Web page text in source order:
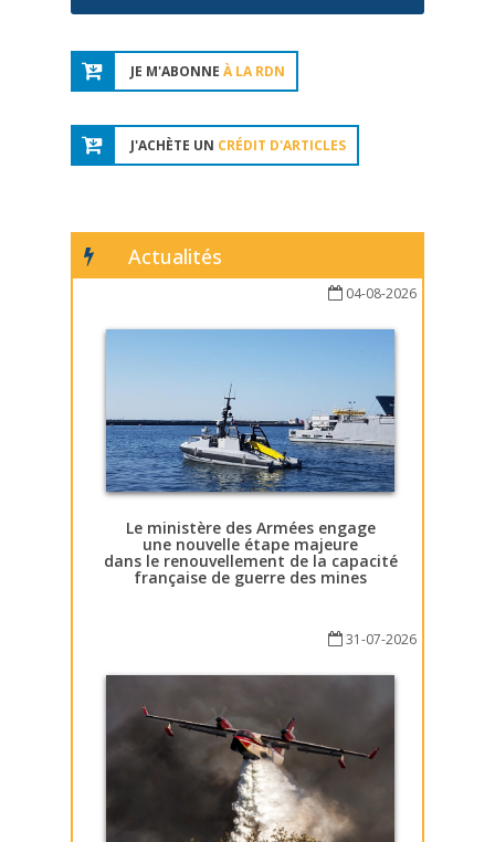
JE M'ABONNE À LA RDN
J'ACHÈTE UN CRÉDIT D'ARTICLES
Actualités
04-08-2026
Le ministère des Armées engage
une nouvelle étape majeure
dans le renouvellement de la capacité
française de guerre des mines
31-07-2026